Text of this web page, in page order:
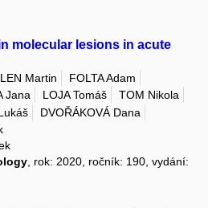
molecular lesions in acute
Martin
FOLTA Adam
Jana LOJA Tomáš
TOM Nikola
DVOŘÁKOVÁ Dana
, rok: 2020, ročník: 190, vydání: